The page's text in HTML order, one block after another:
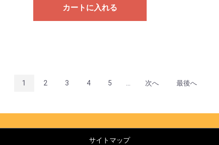
カートに入れる
1 2 3 4 5 次へ 最後へ
サイトマップ